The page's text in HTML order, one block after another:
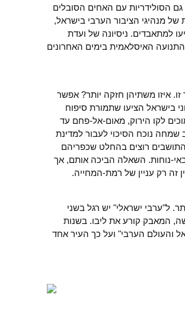
גם הסולידריות עם האחים הסובלים
מנהיגי הציבור הערבי בישראל,
יחידים שסייעו למתאבדים. ניסיונה של ועדת
האיסלאמית בימים האחרונים
איזו משתיהן חזקה יותר? אפשר
בישראל הציעו שתמורת סיפוח
לקו הירוק, מאום-אל-פחם עד
נוכח הסיכוי לעבור למדינת
רוצים בהחלט שכפריהם
נוחות. השאלה הביכה אותם, אך
רק עניין של רמת-המחייה.
לפני 50 שנה, ואולי אף יותר. ל"ערבי ישראלי" יש רגל בשני
המאבק קורע את ליבו. בשנות
והעולם הערבי" ועל כך העיר אחד